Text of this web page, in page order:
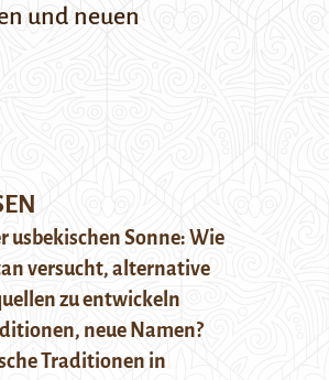
und neuen
usbekischen Sonne: Wie
versucht, alternative
zu entwickeln
neue Namen?
Traditionen in